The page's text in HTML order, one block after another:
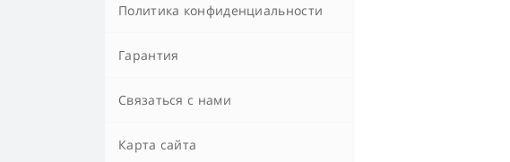
Политика конфиденциальности
Гарантия
Связаться с нами
Карта сайта